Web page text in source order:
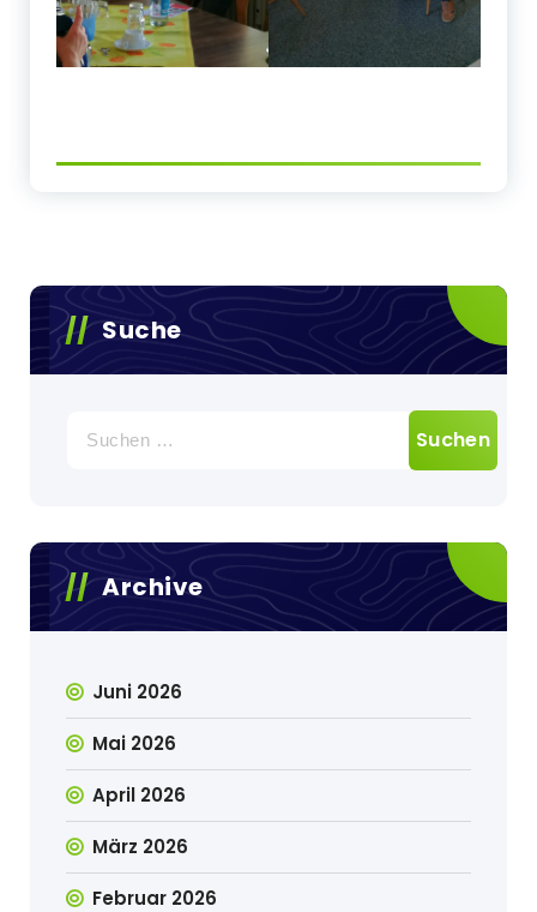
Suche
nach:
Archive
Juni 2026
Mai 2026
April 2026
März 2026
Februar 2026